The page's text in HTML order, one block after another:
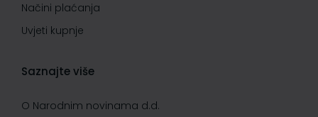
Načini plaćanja
Uvjeti kupnje
Saznajte više
O Narodnim novinama d.d.